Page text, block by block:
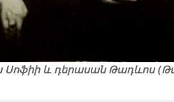
Սոֆիի և դերասան Թադևոս